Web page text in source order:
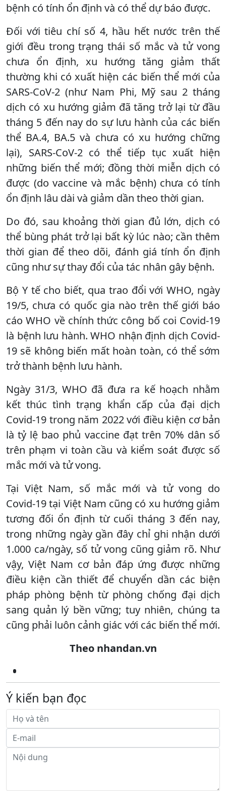
bệnh có tính ổn định và có thể dự báo được.
Đối với tiêu chí số 4, hầu hết nước trên thế
giới đều trong trạng thái số mắc và tử vong
chưa ổn định, xu hướng tăng giảm thất
thường khi có xuất hiện các biến thể mới của
SARS-CoV-2 (như Nam Phi, Mỹ sau 2 tháng
dịch có xu hướng giảm đã tăng trở lại từ đầu
tháng 5 đến nay do sự lưu hành của các biến
thể BA.4, BA.5 và chưa có xu hướng chững
lại), SARS-CoV-2 có thể tiếp tục xuất hiện
những biến thể mới; đồng thời miễn dịch có
được (do vaccine và mắc bệnh) chưa có tính
ổn định lâu dài và giảm dần theo thời gian.
Do đó, sau khoảng thời gian đủ lớn, dịch có
thể bùng phát trở lại bất kỳ lúc nào; cần thêm
thời gian để theo dõi, đánh giá tính ổn định
cũng như sự thay đổi của tác nhân gây bệnh.
Bộ Y tế cho biết, qua trao đổi với WHO, ngày
19/5, chưa có quốc gia nào trên thế giới báo
cáo WHO về chính thức công bố coi Covid-19
là bệnh lưu hành. WHO nhận định dịch Covid-
19 sẽ không biến mất hoàn toàn, có thể sớm
trở thành bệnh lưu hành.
Ngày 31/3, WHO đã đưa ra kế hoạch nhằm
kết thúc tình trạng khẩn cấp của đại dịch
Covid-19 trong năm 2022 với điều kiện cơ bản
là tỷ lệ bao phủ vaccine đạt trên 70% dân số
trên phạm vi toàn cầu và kiểm soát được số
mắc mới và tử vong.
Tại Việt Nam, số mắc mới và tử vong do
Covid-19 tại Việt Nam cũng có xu hướng giảm
tương đối ổn định từ cuối tháng 3 đến nay,
trong những ngày gần đây chỉ ghi nhận dưới
1.000 ca/ngày, số tử vong cũng giảm rõ. Như
vậy, Việt Nam cơ bản đáp ứng được những
điều kiện cần thiết để chuyển dần các biện
pháp phòng bệnh từ phòng chống đại dịch
sang quản lý bền vững; tuy nhiên, chúng ta
cũng phải luôn cảnh giác với các biến thể mới.
Theo nhandan.vn
Ý kiến bạn đọc